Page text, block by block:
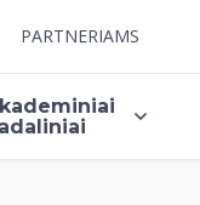
PARTNERIAMS